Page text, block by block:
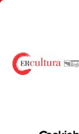
E-R FILM